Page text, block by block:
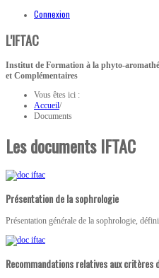
Connexion
L'IFTAC
Institut de Formation à la phyto-
et Complémentaires
Vous êtes ici :
Accueil/
Documents
Les documents IFTAC
Présentation de la sophrologie
Présentation générale de la sophrologie,
Recommandations relatives aux